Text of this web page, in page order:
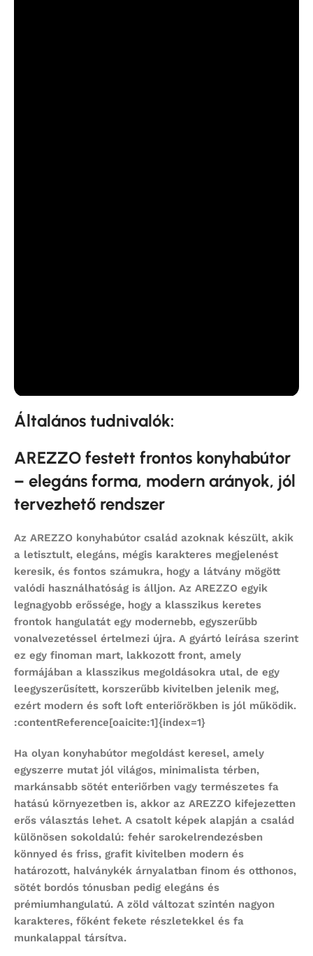
Általános tudnivalók:
AREZZO festett frontos konyhabútor
– elegáns forma, modern arányok, jól
tervezhető rendszer
Az AREZZO konyhabútor család azoknak készült, akik
a letisztult, elegáns, mégis karakteres megjelenést
keresik, és fontos számukra, hogy a látvány mögött
valódi használhatóság is álljon. Az AREZZO egyik
legnagyobb erőssége, hogy a klasszikus keretes
frontok hangulatát egy modernebb, egyszerűbb
vonalvezetéssel értelmezi újra. A gyártó leírása szerint
ez egy finoman mart, lakkozott front, amely
formájában a klasszikus megoldásokra utal, de egy
leegyszerűsített, korszerűbb kivitelben jelenik meg,
ezért modern és soft loft enteriőrökben is jól működik.
:contentReference[oaicite:1]{index=1}
Ha olyan konyhabútor megoldást keresel, amely
egyszerre mutat jól világos, minimalista térben,
markánsabb sötét enteriőrben vagy természetes fa
hatású környezetben is, akkor az AREZZO kifejezetten
erős választás lehet. A csatolt képek alapján a család
különösen sokoldalú: fehér sarokelrendezésben
könnyed és friss, grafit kivitelben modern és
határozott, halványkék árnyalatban finom és otthonos,
sötét bordós tónusban pedig elegáns és
prémiumhangulatú. A zöld változat szintén nagyon
karakteres, főként fekete részletekkel és fa
munkalappal társítva.